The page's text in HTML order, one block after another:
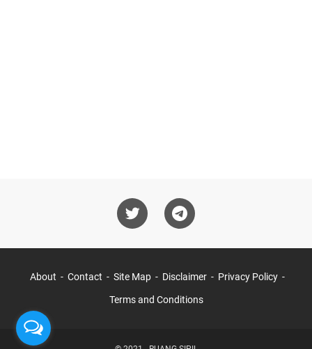
About Contact Site Map Disclaimer Privacy Policy
Terms and Conditions